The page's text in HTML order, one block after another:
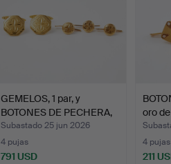
GEMELOS, 1 par, y
BOTONES DE PECHERA,
3 pi…
Subastado 25 jun 2026
4 pujas
791 USD
oro
4 pujas
211